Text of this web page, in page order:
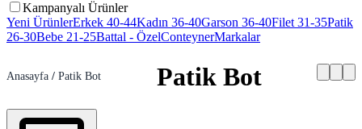
Kampanyalı Ürünler
Yeni ÜrünlerErkek 40-44Kadın 36-40Garson 36-40Filet 31-35Patik
26-30Bebe 21-25Battal - ÖzelConteynerMarkalar
Anasayfa / Patik Bot Patik Bot